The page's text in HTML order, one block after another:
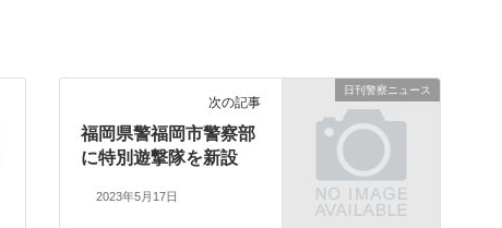
日刊警察ニュース
次の記事
福岡県警福岡市警察部
に特別遊撃隊を新設
2023年5月17日